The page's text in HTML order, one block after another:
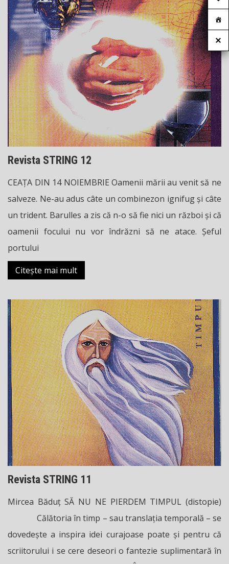
Revista STRING 12
CEAȚA DIN 14 NOIEMBRIE Oamenii mării au venit să ne
salveze. Ne-au adus câte un combinezon ignifug și câte
un trident. Barulles a zis că n-o să fie nici un război și că
oamenii focului nu vor îndrăzni să ne atace. Șeful
portului
Citește mai mult
Revista STRING 11
Mircea Băduţ SĂ NU NE PIERDEM TIMPUL (distopie)
Călătoria în timp – sau translaţia temporală – se
dovedeşte a inspira idei curajoase poate şi pentru că
scriitorului i se cere deseori o fantezie suplimentară în